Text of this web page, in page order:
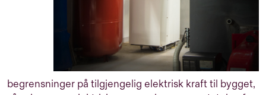
begrensninger på tilgjengelig elektrisk kraft til bygget,